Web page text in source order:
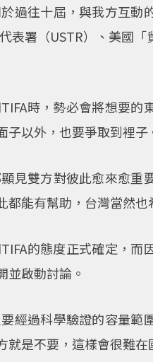
過往十屆，與我方互動
表署（USTR）、美國
時，勢必會將想要的
子以外，也要爭取到裡子
見雙方對彼此愈來愈重
能有幫助，台灣當然
的態度正式確定，而
並啟動討論。
經過科學驗證的容量範
就是不要，這樣會很難在